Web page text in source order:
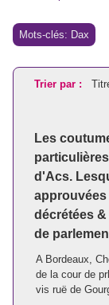
Mots-clés: Dax
Trier par :
Les
d'Acs.
approuvées
décrétées
de
A Bordeaux,
de la cour de
vis ruë de